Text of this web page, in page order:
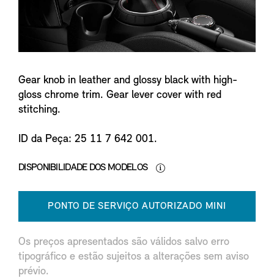
Gear knob in leather and glossy black with high-
gloss chrome trim. Gear lever cover with red
stitching.
ID da Peça: 25 11 7 642 001.
DISPONIBILIDADE DOS MODELOS
PONTO DE SERVIÇO AUTORIZADO MINI
Os preços apresentados são válidos salvo erro
tipográfico e estão sujeitos a alterações sem aviso
prévio.